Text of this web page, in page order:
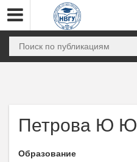
Петрова Ю Ю
Образование